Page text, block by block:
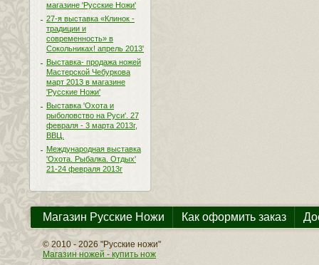
магазине 'Русские Ножи'
27-я выставка «Клинок -
традиции и
современность» в
Сокольниках! апрель 2013'
Выставка- продажа ножей
Мастерской Чебуркова
март 2013 в магазине
'Русские Ножи'
Выставка 'Охота и
рыболовство на Руси'. 27
февраля - 3 марта 2013г,
ВВЦ.
Международная выставка
'Охота. Рыбалка. Отдых'
21-24 февраля 2013г
Магазин Русские Ножи Как оформить заказ
© 2010 - 2026 "Русские ножи"
Магазин ножей - купить нож